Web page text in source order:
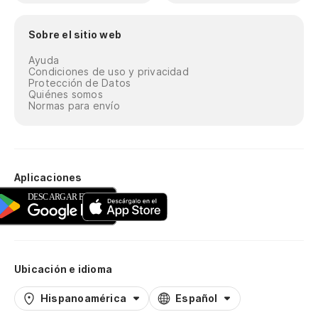
Sobre el sitio web
Ayuda
Condiciones de uso y privacidad
Protección de Datos
Quiénes somos
Normas para envío
Aplicaciones
Ubicación e idioma
Hispanoamérica Español